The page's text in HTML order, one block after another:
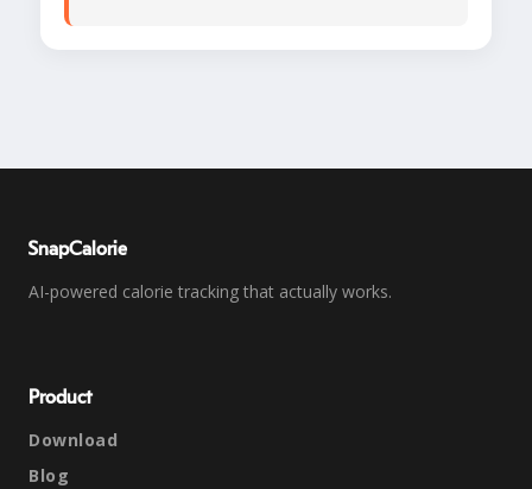
SnapCalorie
AI-powered calorie tracking that actually works.
Product
Download
Blog